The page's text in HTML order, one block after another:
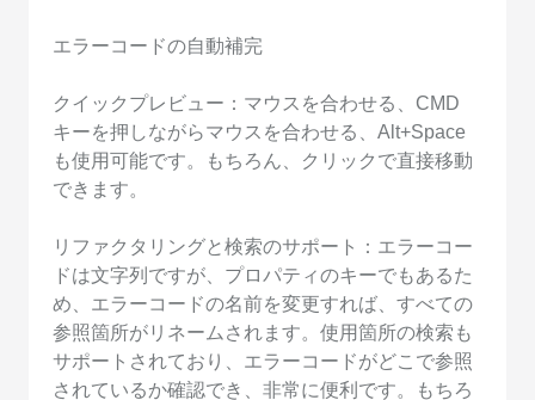
エラーコードの自動補完
クイックプレビュー：マウスを合わせる、CMD
キーを押しながらマウスを合わせる、Alt+Space
も使用可能です。もちろん、クリックで直接移動
できます。
リファクタリングと検索のサポート：エラーコー
ドは文字列ですが、プロパティのキーでもあるた
め、エラーコードの名前を変更すれば、すべての
参照箇所がリネームされます。使用箇所の検索も
サポートされており、エラーコードがどこで参照
されているか確認でき、非常に便利です。もちろ